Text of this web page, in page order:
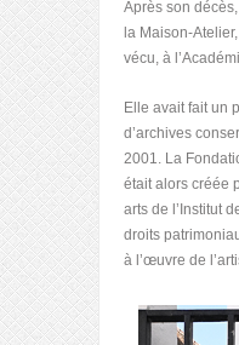
Après son
la Maison-
vécu, à
Elle avait fait un
d’archives
2001. La
était alors créée
arts de l’Institut
droits
à l’œuvre de